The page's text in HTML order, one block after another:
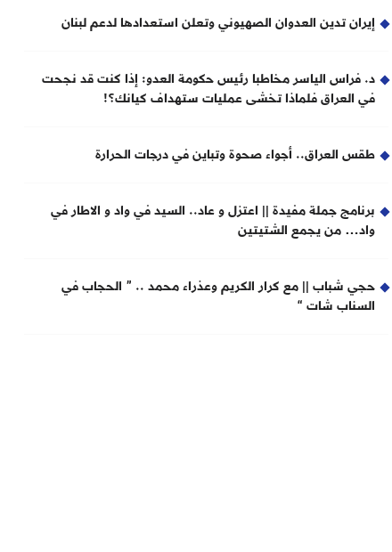
إيران تدين العدوان الصهيوني وتعلن استعدادها لدعم لبنان
د. فراس الياسر مخاطبا رئيس حكومة العدو: إذا كنت قد نجحت
في العراق فلماذا تخشى عمليات ستهداف كيانك؟!
طقس العراق.. أجواء صحوة وتباين في درجات الحرارة
برنامج جملة مفيدة || اعتزل و عاد.. السيد في واد و الاطار في
واد… من يجمع الشتيتين
حجي شباب || مع كرار الكريم وعذراء محمد .. ” الحجاب في
السناب شات “